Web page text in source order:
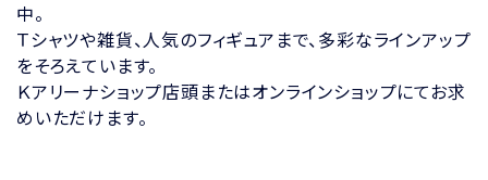
中。
Ｔシャツや雑貨、人気のフィギュアまで、多彩なラインアップ
をそろえています。
Ｋアリーナショップ店頭またはオンラインショップにてお求
めいただけます。